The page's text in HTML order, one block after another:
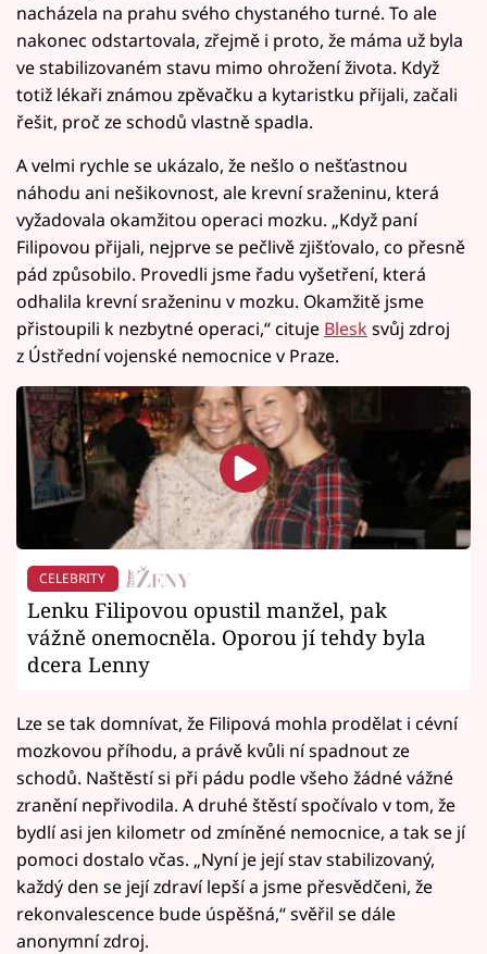
nacházela na prahu svého chystaného turné. To ale
nakonec odstartovala, zřejmě i proto, že máma už byla
ve stabilizovaném stavu mimo ohrožení života. Když
totiž lékaři známou zpěvačku a kytaristku přijali, začali
řešit, proč ze schodů vlastně spadla.
A velmi rychle se ukázalo, že nešlo o nešťastnou
náhodu ani nešikovnost, ale krevní sraženinu, která
vyžadovala okamžitou operaci mozku. „Když paní
Filipovou přijali, nejprve se pečlivě zjišťovalo, co přesně
pád způsobilo. Provedli jsme řadu vyšetření, která
odhalila krevní sraženinu v mozku. Okamžitě jsme
přistoupili k nezbytné operaci,“ cituje Blesk svůj zdroj
z Ústřední vojenské nemocnice v Praze.
CELEBRITY
Lenku Filipovou opustil manžel, pak
vážně onemocněla. Oporou jí tehdy byla
dcera Lenny
Lze se tak domnívat, že Filipová mohla prodělat i cévní
mozkovou příhodu, a právě kvůli ní spadnout ze
schodů. Naštěstí si při pádu podle všeho žádné vážné
zranění nepřivodila. A druhé štěstí spočívalo v tom, že
bydlí asi jen kilometr od zmíněné nemocnice, a tak se jí
pomoci dostalo včas. „Nyní je její stav stabilizovaný,
každý den se její zdraví lepší a jsme přesvědčeni, že
rekonvalescence bude úspěšná,“ svěřil se dále
anonymní zdroj.